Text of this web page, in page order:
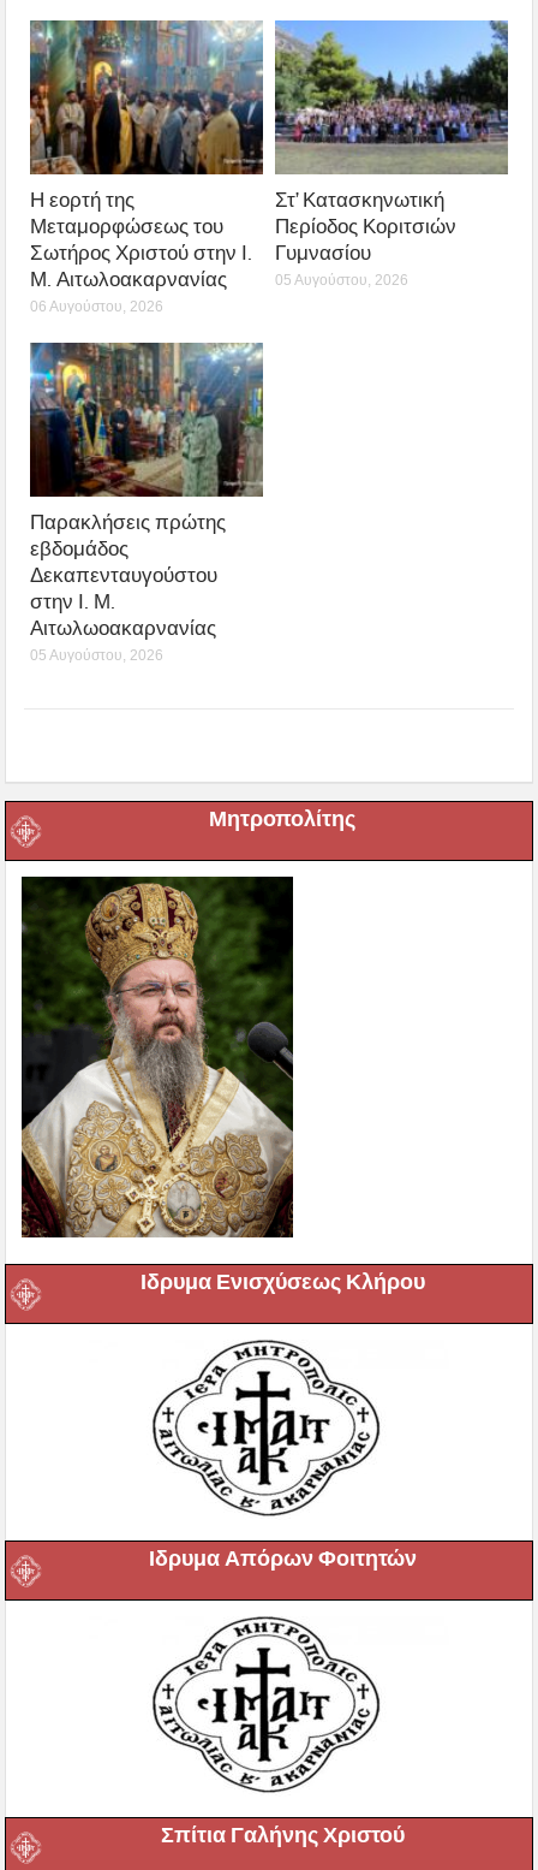
Η εορτή της
Μεταμορφώσεως του
Σωτήρος Χριστού στην Ι.
Μ. Αιτωλοακαρνανίας
06 Αυγούστου, 2026
Στ’ Κατασκηνωτική
Περίοδος Κοριτσιών
Γυμνασίου
05 Αυγούστου, 2026
Παρακλήσεις πρώτης
εβδομάδος
Δεκαπενταυγούστου
στην Ι. Μ.
Αιτωλωοακαρνανίας
05 Αυγούστου, 2026
Μητροπολίτης
Ιδρυμα Ενισχύσεως Κλήρου
Ιδρυμα Απόρων Φοιτητών
Σπίτια Γαλήνης Χριστού